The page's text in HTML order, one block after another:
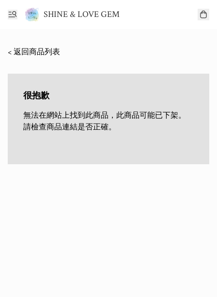
SHINE & LOVE GEM
< 返回商品列表
很抱歉
無法在網站上找到此商品，此商品可能已下架。
請檢查商品連結是否正確。